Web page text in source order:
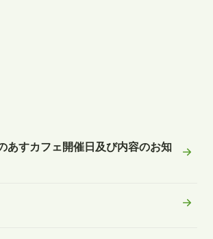
あすカフェ開催日及び内容のお知